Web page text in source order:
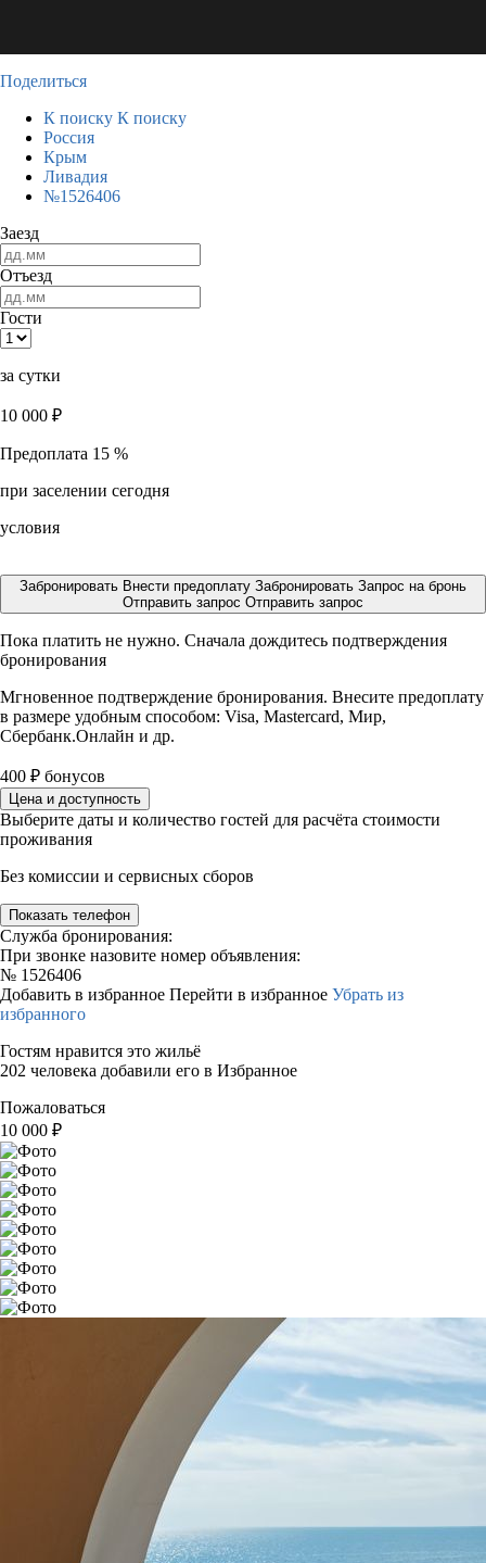
Поделиться
К поиску К поиску
Россия
Крым
Ливадия
№1526406
Заезд
Отъезд
Гости
за сутки
10 000 ₽
Предоплата 15 %
при заселении сегодня
условия
Забронировать Внести предоплату Забронировать Запрос на бронь
Отправить запрос Отправить запрос
Пока платить не нужно. Сначала дождитесь подтверждения
бронирования
Мгновенное подтверждение бронирования. Внесите предоплату
в размере удобным способом: Visa, Mastercard, Мир,
Сбербанк.Онлайн и др.
400 ₽ бонусов
Цена и доступность
Выберите даты и количество гостей для расчёта стоимости
проживания
Без комиссии и сервисных сборов
Показать телефон
Служба бронирования:
При звонке назовите номер объявления:
№ 1526406
Добавить в избранное Перейти в избранное Убрать из
избранного
Гостям нравится это жильё
202 человека добавили его в Избранное
Пожаловаться
10 000 ₽